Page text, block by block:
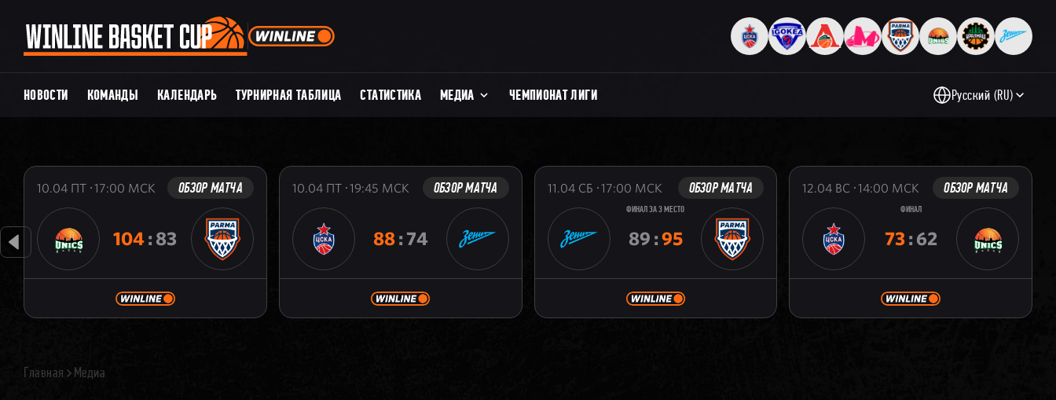
НОВОСТИ КОМАНДЫ КАЛЕНДАРЬ ТУРНИРНАЯ ТАБЛИЦА СТАТИСТИКА МЕДИА ЧЕМПИОНАТ ЛИГИ Русский (RU)
10.04 ПТ 17:00 МСК ОБЗОР МАТЧА
104:83
10.04 ПТ 19:45 МСК ОБЗОР МАТЧА
88:74
11.04 СБ 17:00 МСК ОБЗОР МАТЧА
ФИНАЛ ЗА 3 МЕСТО
89:95
12.04 ВС 14:00 МСК ОБЗОР МАТЧА
ФИНАЛ
73:62
Главная Медиа